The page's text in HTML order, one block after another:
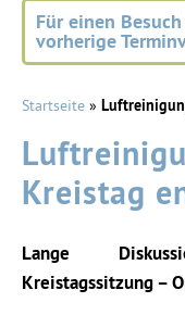
Für einen
vorherige
Startseite »
Kreistag
Lange
Kreistagssitzung –